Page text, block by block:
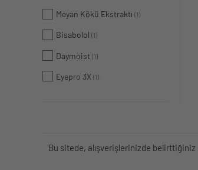
Meyan Kökü Ekstraktı (1)
Bisabolol (1)
Daymoist (1)
Eyepro 3X (1)
Bu sitede, alışverişlerinizde